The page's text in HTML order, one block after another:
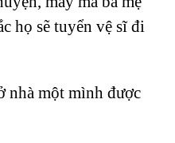
họ sẽ tuyển vệ sĩ đi
nhà một mình được